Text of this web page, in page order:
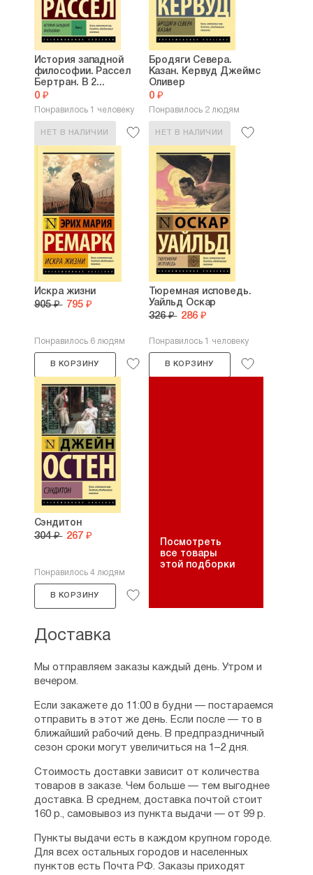
История западной
философии. Рассел
Бертран. В 2...
0 ₽
Понравилось 1 человеку
НЕТ В НАЛИЧИИ
Бродяги Севера.
Казан. Кервуд Джеймс
Оливер
0 ₽
Понравилось 2 людям
НЕТ В НАЛИЧИИ
Искра жизни
905 ₽ 795 ₽
Понравилось 6 людям
В КОРЗИНУ
Тюремная исповедь.
Уайльд Оскар
326 ₽ 286 ₽
Понравилось 1 человеку
В КОРЗИНУ
Сэндитон
304 ₽ 267 ₽
Понравилось 4 людям
В КОРЗИНУ
Посмотреть
все товары
этой подборки
Доставка
Мы отправляем заказы каждый день. Утром и
вечером.
Если закажете до 11:00 в будни — постараемся
отправить в этот же день. Если после — то в
ближайший рабочий день. В предпраздничный
сезон сроки могут увеличиться на 1–2 дня.
Стоимость доставки зависит от количества
товаров в заказе. Чем больше — тем выгоднее
доставка. В среднем, доставка почтой стоит
160 р., самовывоз из пункта выдачи — от 99 р.
Пункты выдачи есть в каждом крупном городе.
Для всех остальных городов и населенных
пунктов есть Почта РФ. Заказы приходят